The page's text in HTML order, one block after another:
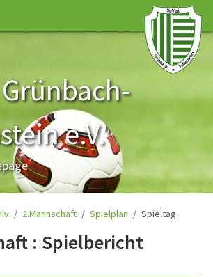
e.V.
2.Mannschaft Spielplan Spieltag
: Spielbericht